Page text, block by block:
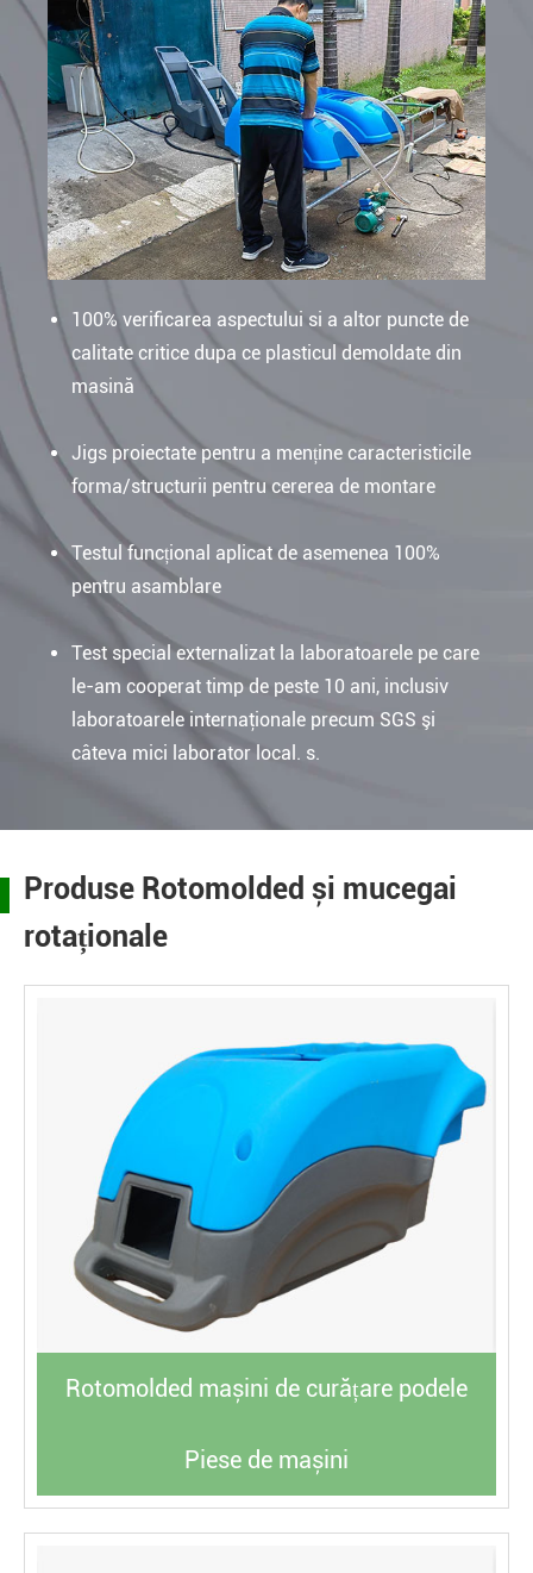
100% verificarea aspectului si a altor puncte de
calitate critice dupa ce plasticul demoldate din
masină
Jigs proiectate pentru a menține caracteristicile
forma/structurii pentru cererea de montare
Testul funcțional aplicat de asemenea 100%
pentru asamblare
Test special externalizat la laboratoarele pe care
le-am cooperat timp de peste 10 ani, inclusiv
laboratoarele internaţionale precum SGS şi
câteva mici laborator local. s.
Produse Rotomolded și mucegai
rotaționale
Rotomolded mașini de curățare podele
Piese de mașini